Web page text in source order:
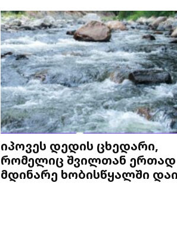
იპოვეს დედის ცხედარი,
რომელიც შვილთან ერთად
მდინარე ხობისწყალში